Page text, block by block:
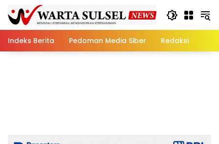
content
Indeks Berita
Pedoman Media Siber Redaksi